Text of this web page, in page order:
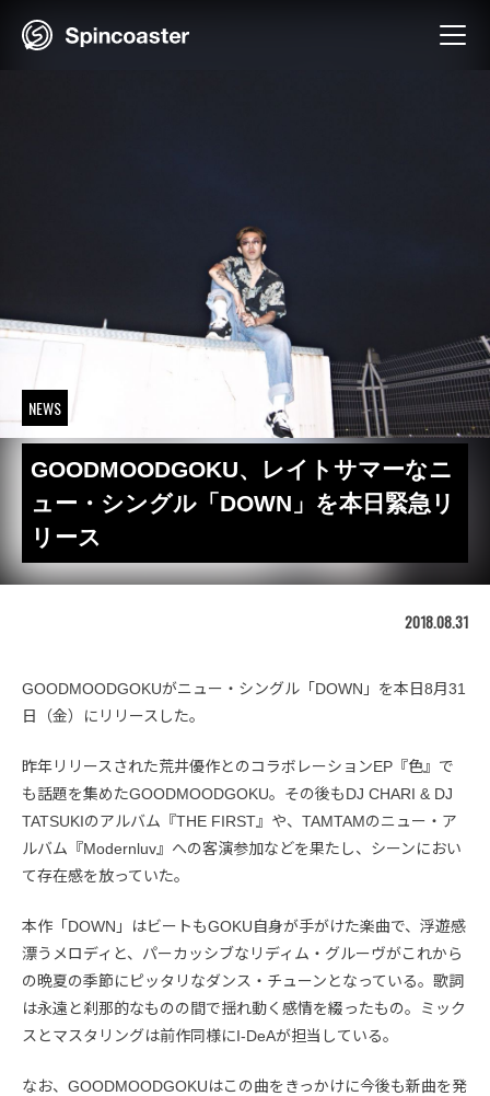
NEWS
GOODMOODGOKU、レイトサマーなニ
ュー・シングル「DOWN」を本日緊急リ
リース
2018.08.31
GOODMOODGOKUがニュー・シングル「DOWN」を本日8月31
日（金）にリリースした。
昨年リリースされた荒井優作とのコラボレーションEP『色』で
も話題を集めたGOODMOODGOKU。その後もDJ CHARI & DJ
TATSUKIのアルバム『THE FIRST』や、TAMTAMのニュー・ア
ルバム『Modernluv』への客演参加などを果たし、シーンにおい
て存在感を放っていた。
本作「DOWN」はビートもGOKU自身が手がけた楽曲で、浮遊感
漂うメロディと、パーカッシブなリディム・グルーヴがこれから
の晩夏の季節にピッタリなダンス・チューンとなっている。歌詞
は永遠と刹那的なものの間で揺れ動く感情を綴ったもの。ミック
スとマスタリングは前作同様にI-DeAが担当している。
なお、GOODMOODGOKUはこの曲をきっかけに今後も新曲を発